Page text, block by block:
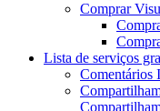
Comprar
Lista de serviços
Comentários